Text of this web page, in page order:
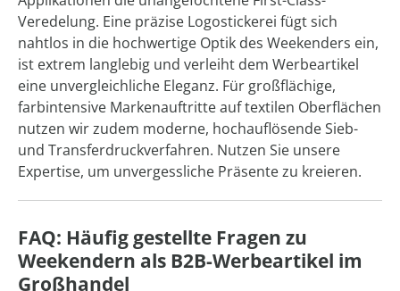
Veredelung. Eine präzise Logostickerei fügt sich
nahtlos in die hochwertige Optik des Weekenders ein,
ist extrem langlebig und verleiht dem Werbeartikel
eine unvergleichliche Eleganz. Für großflächige,
farbintensive Markenauftritte auf textilen Oberflächen
nutzen wir zudem moderne, hochauflösende Sieb-
und Transferdruckverfahren. Nutzen Sie unsere
Expertise, um unvergessliche Präsente zu kreieren.
FAQ: Häufig gestellte Fragen zu
Weekendern als B2B-Werbeartikel im
Großhandel